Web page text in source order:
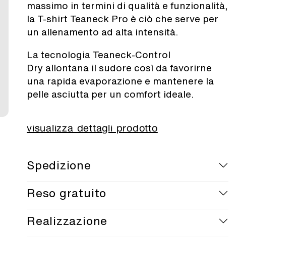
massimo in termini di qualità e funzionalità,
la T-shirt Teaneck Pro è ciò che serve per
un allenamento ad alta intensità.
La tecnologia Teaneck-Control
Dry allontana il sudore così da favorirne
una rapida evaporazione e mantenere la
pelle asciutta per un comfort ideale.
visualizza dettagli prodotto
Spedizione
Spedizione assicurata in 1-4 giorni lavorativi.
Tracciamento della spedizione disponibile.
Spedizione gratuita sopra i 20€
Reso gratuito
Reso gratuito entro 30 giorni secondo le
politiche Teaneck.Politiche di reso
Realizzazione